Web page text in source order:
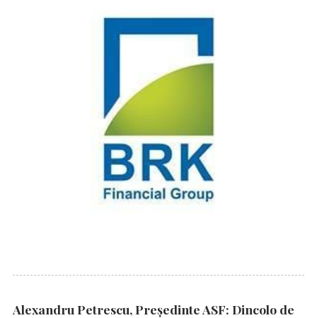
Alexandru Petrescu, Președinte ASF: Dincolo de